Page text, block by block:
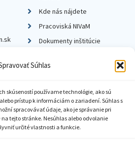
Súhlas
skúseností používame technológie, ako sú
prístup k informáciám o zariadení. Súhlas s
spracovávať údaje, ako je správanie pri
tejto stránke. Nesúhlas alebo odvolanie
určité vlastnosti a funkcie.
Kde nás nájdete
Pracoviská NIVaM
Dokumenty inštitúcie
ochrany súkromia